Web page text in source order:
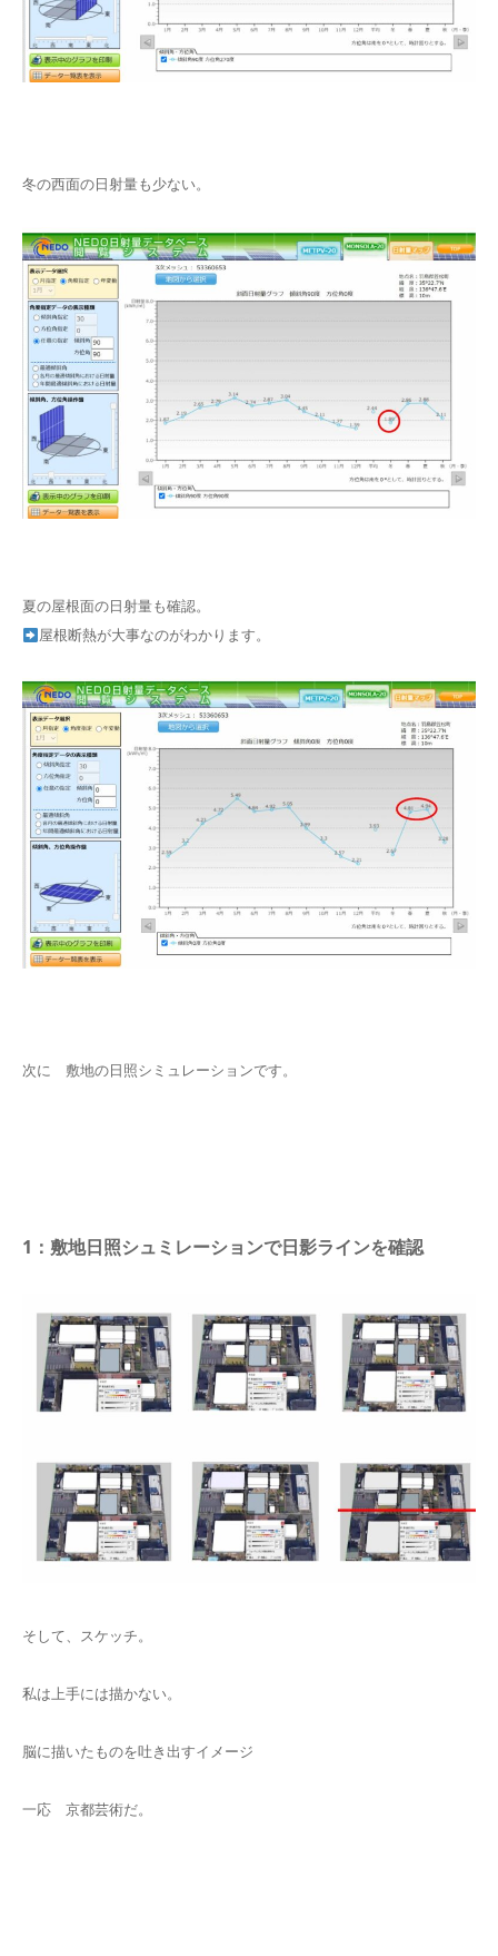
冬の西面の日射量も少ない。
夏の屋根面の日射量も確認。
屋根断熱が大事なのがわかります。
次に 敷地の日照シミュレーションです。
1：敷地日照シュミレーションで日影ラインを確認
そして、スケッチ。
私は上手には描かない。
脳に描いたものを吐き出すイメージ
一応 京都芸術だ。